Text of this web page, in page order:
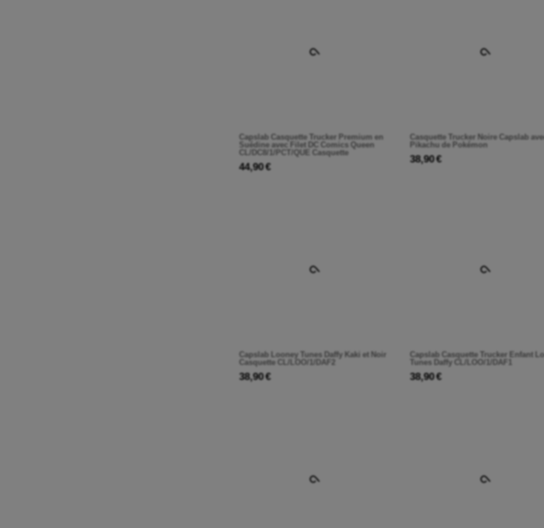
Capslab Casquette Trucker Premium en
Suédine avec Filet DC Comics Queen
CL/DC8/1/PCT/QUE Casquette
44,90 €
Casquette Trucker Noire Capslab
Pikachu de Pokémon
38,90 €
Capslab Looney Tunes Daffy Kaki et Noir
Casquette CL/LOO/1/DAF2
38,90 €
Capslab Casquette Trucker Enfant
Tunes Daffy CL/LOO/1/DAF1
38,90 €